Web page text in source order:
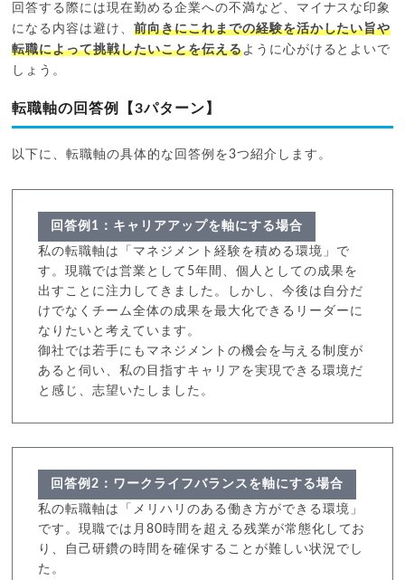
回答する際には現在勤める企業への不満など、マイナスな印象
になる内容は避け、前向きにこれまでの経験を活かしたい旨や
転職によって挑戦したいことを伝えるように心がけるとよいで
しょう。
転職軸の回答例【3パターン】
以下に、転職軸の具体的な回答例を3つ紹介します。
回答例1：キャリアアップを軸にする場合
私の転職軸は「マネジメント経験を積める環境」で
す。現職では営業として5年間、個人としての成果を
出すことに注力してきました。しかし、今後は自分だ
けでなくチーム全体の成果を最大化できるリーダーに
なりたいと考えています。
御社では若手にもマネジメントの機会を与える制度が
あると伺い、私の目指すキャリアを実現できる環境だ
と感じ、志望いたしました。
回答例2：ワークライフバランスを軸にする場合
私の転職軸は「メリハリのある働き方ができる環境」
です。現職では月80時間を超える残業が常態化してお
り、自己研鑽の時間を確保することが難しい状況でし
た。